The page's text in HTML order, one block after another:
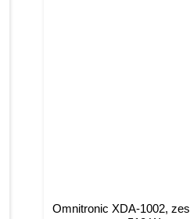
Omnitronic XDA-1002,